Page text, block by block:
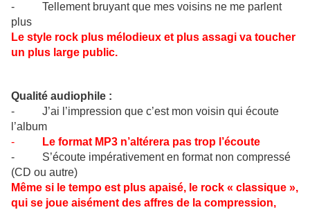
- Tellement bruyant que mes voisins ne me parlent
plus
Le style rock plus mélodieux et plus assagi va toucher
un plus large public.
Qualité audiophile :
- J’ai l’impression que c’est mon voisin qui écoute
l’album
-
Le format MP3 n’altérera pas trop l’écoute
- S’écoute impérativement en format non compressé
(CD ou autre)
Même si le tempo est plus apaisé, le rock « classique »,
qui se joue aisément des affres de la compression,